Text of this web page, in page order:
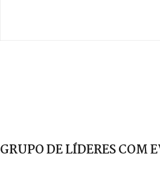
GRUPO DE LÍDERES